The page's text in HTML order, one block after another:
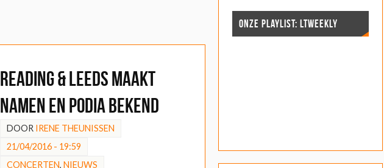
Reading & Leeds maakt
namen en podia bekend
DOOR IRENE THEUNISSEN
21/04/2016 - 19:59
CONCERTEN, NIEUWS
ONZE PLAYLIST: LTWEEKLY